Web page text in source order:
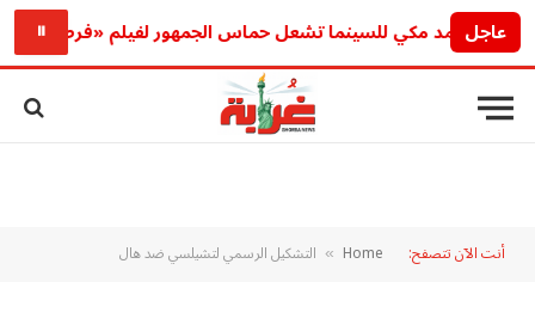
عاجل
عودة أحمد مكي للسينما تشعل حماس الجمهور لفيلم «فرصة ⏸
أنت الآن تتصفح: Home
» التشكيل الرسمي لتشيلسي ضد هال